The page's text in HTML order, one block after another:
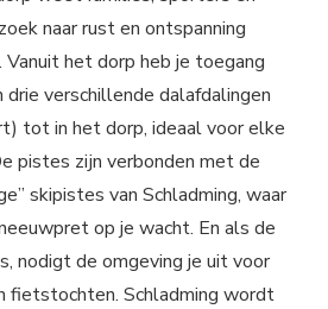
naar rust en ontspanning
het dorp heb je toegang
verschillende dalafdalingen
tot in het dorp, ideaal voor elke
pistes zijn verbonden met de
skipistes van Schladming, waar
op je wacht. En als de
nodigt de omgeving je uit voor
fietstochten. Schladming wordt